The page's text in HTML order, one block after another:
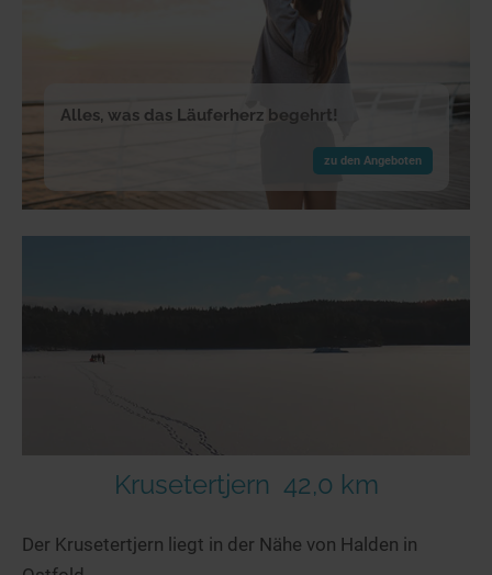
Alles, was das Läuferherz begehrt!
zu den Angeboten
Krusetertjern 42,0 km
Der Krusetertjern liegt in der Nähe von Halden in